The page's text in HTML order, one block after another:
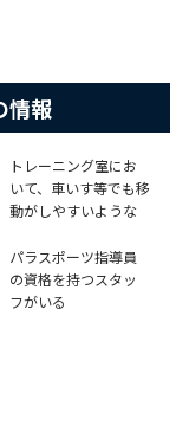
情報
トレーニング室にお
いて、車いす等でも移
動がしやすいような
る
パラスポーツ指導員
の資格を持つスタッ
フがいる